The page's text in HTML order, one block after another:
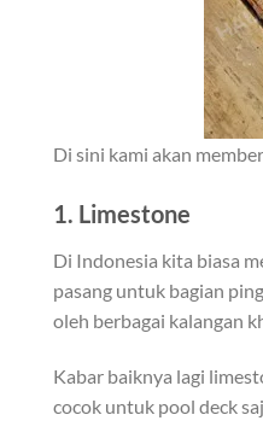
Di sini kami akan
1. Limestone
Di Indonesia kita biasa
pasang untuk bagian
oleh berbagai kalangan
Kabar baiknya lagi
cocok untuk pool deck